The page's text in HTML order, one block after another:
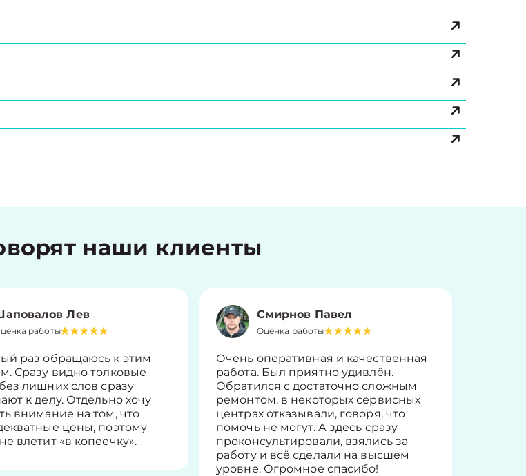
наши клиенты
Лев
работы
раз обращаюсь к этим
Сразу видно толковые
лишних слов сразу
к делу. Отдельно хочу
внимание на том, что
цены, поэтому
влетит «в копеечку».
Смирнов Павел
Оценка работы
Очень оперативная и качественная
работа. Был приятно удивлён.
Обратился с достаточно сложным
ремонтом, в некоторых сервисных
центрах отказывали, говоря, что
помочь не могут. А здесь сразу
проконсультировали, взялись за
работу и всё сделали на высшем
уровне. Огромное спасибо!